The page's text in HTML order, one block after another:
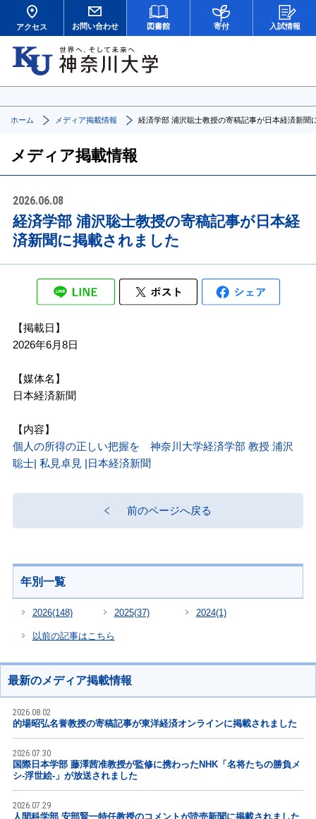
アクセス お問い合わせ 図書館 寄付 入試情報
ホーム メディア掲載情報 経済学部 浦沢聡士教授の寄稿記事が日本経済新聞
メディア掲載情報
2026.06.08
経済学部 浦沢聡士教授の寄稿記事が日本経
済新聞に掲載されました
【掲載日】
2026年6月8日
【媒体名】
日本経済新聞
【内容】
個人の所得の正しい把握を 神奈川大学経済学部 教授 浦沢
聡士| 私見卓見 |日本経済新聞
前のページへ戻る
年別一覧
2026(148) 2025(37) 2024(1)
以前の記事はこちら
最新のメディア掲載情報
2026.08.02
的場昭弘名誉教授の寄稿記事が東洋経済オンラインに掲載されました
2026.07.30
国際日本学部 藤澤茜准教授が監修に携わったNHK「名将たちの勝負メ
シ-浮世絵-」が放送されました
2026.07.29
人間科学部 安部賢一特任教授のコメントが読売新聞に掲載されました